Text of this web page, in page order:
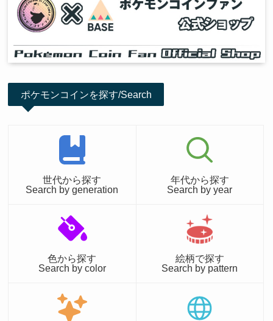
ポケモンコインを探す/Search
世代から探す
Search by generation
年代から探す
Search by year
色から探す
Search by color
絵柄で探す
Search by pattern